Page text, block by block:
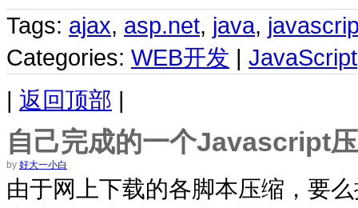
Tags: ajax, asp.net, java,
Categories: WEB开发 | JavaScript
| 返回顶部 |
自己完成的一个Javascript
by 好大一小白
由于网上下载的各脚本压缩，要